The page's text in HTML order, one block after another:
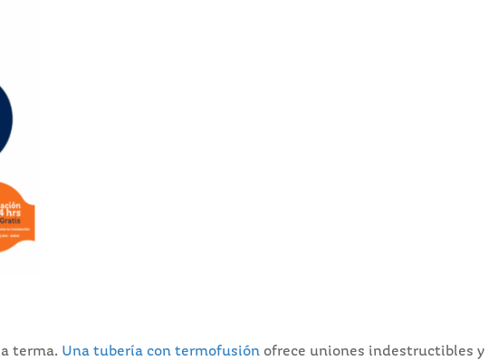
terma. Una tubería con termofusión ofrece uniones indestructibles y